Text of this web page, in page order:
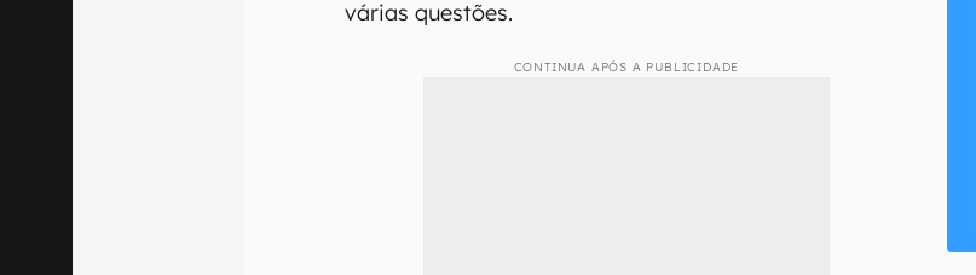
várias questões.
CONTINUA APÓS A PUBLICIDADE